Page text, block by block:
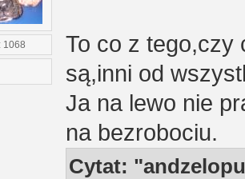
1068
To co z tego,czy
są,inni od
Ja na lewo nie
na bezrobociu.
Cytat: